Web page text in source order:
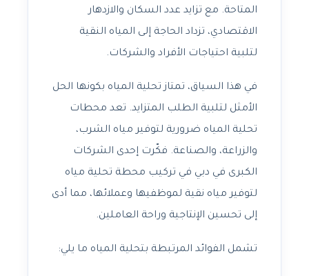
المتاحة. مع تزايد عدد السكان والازدهار
الاقتصادي، تزداد الحاجة إلى المياه النقية
لتلبية احتياجات الأفراد والشركات.
في هذا السياق، تمتاز تحلية المياه بكونها الحل
الأمثل لتلبية الطلب المتزايد. تعد محطات
تحلية المياه ضرورية لتوفير مياه الشرب،
والزراعة، والصناعة. فكّرت إحدى الشركات
الكبرى في دبي في تركيب محطة تحلية مياه
لتوفير مياه نقية لموظفيها وعملائها، مما أدى
إلى تحسين الإنتاجية وراحة العاملين.
تشمل الفوائد المرتبطة بتحلية المياه ما يلي: